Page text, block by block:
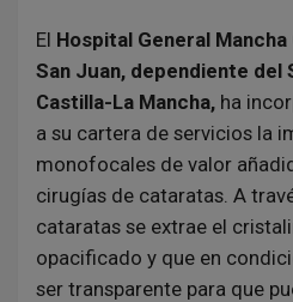
El Hospital General
San Juan, dependiente del
Castilla-La Mancha, ha
a su cartera de servicios la
monofocales de valor
cirugías de cataratas. A
cataratas se extrae el
opacificado y que en
ser transparente para que